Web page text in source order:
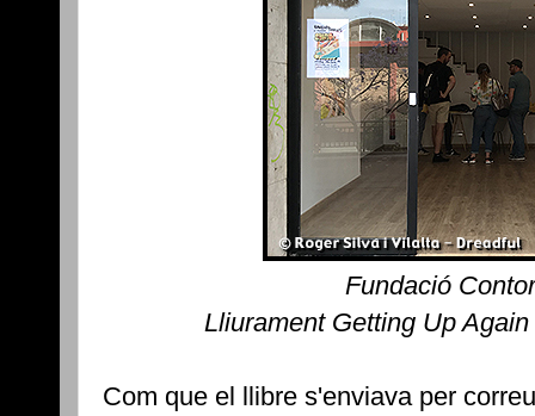
Fundació
Lliurament Getting Up
Com que el llibre s'enviava per